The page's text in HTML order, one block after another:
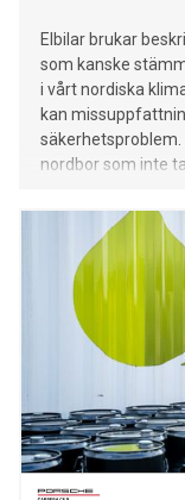
Elbilar brukar
som kanske
i vårt nordiska
kan
nordbor som inte